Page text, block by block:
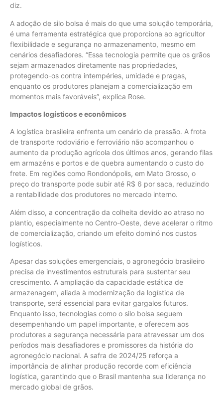
diz.
A adoção de silo bolsa é mais do que uma solução temporária,
é uma ferramenta estratégica que proporciona ao agricultor
flexibilidade e segurança no armazenamento, mesmo em
cenários desafiadores. “Essa tecnologia permite que os grãos
sejam armazenados diretamente nas propriedades,
protegendo-os contra intempéries, umidade e pragas,
enquanto os produtores planejam a comercialização em
momentos mais favoráveis”, explica Rose.
Impactos logísticos e econômicos
A logística brasileira enfrenta um cenário de pressão. A frota
de transporte rodoviário e ferroviário não acompanhou o
aumento da produção agrícola dos últimos anos, gerando filas
em armazéns e portos e de quebra aumentando o custo do
frete. Em regiões como Rondonópolis, em Mato Grosso, o
preço do transporte pode subir até R$ 6 por saca, reduzindo
a rentabilidade dos produtores no mercado interno.
Além disso, a concentração da colheita devido ao atraso no
plantio, especialmente no Centro-Oeste, deve acelerar o ritmo
de comercialização, criando um efeito dominó nos custos
logísticos.
Apesar das soluções emergenciais, o agronegócio brasileiro
precisa de investimentos estruturais para sustentar seu
crescimento. A ampliação da capacidade estática de
armazenagem, aliada à modernização da logística de
transporte, será essencial para evitar gargalos futuros.
Enquanto isso, tecnologias como o silo bolsa seguem
desempenhando um papel importante, e oferecem aos
produtores a segurança necessária para atravessar um dos
períodos mais desafiadores e promissores da história do
agronegócio nacional. A safra de 2024/25 reforça a
importância de alinhar produção recorde com eficiência
logística, garantindo que o Brasil mantenha sua liderança no
mercado global de grãos.